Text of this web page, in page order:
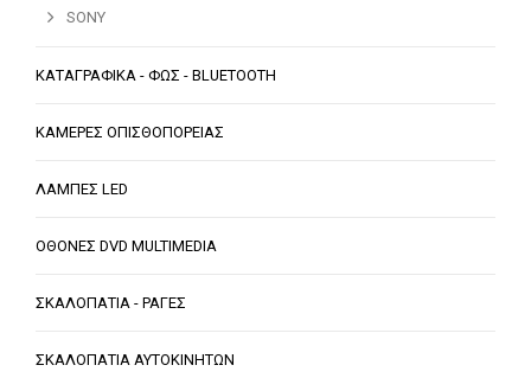
SONY
ΚΑΤΑΓΡΑΦΙΚΑ - ΦΩΣ - BLUETOOTH
ΚΑΜΕΡΕΣ ΟΠΙΣΘΟΠΟΡΕΙΑΣ
ΛΑΜΠΕΣ LED
ΟΘΟΝΕΣ DVD MULTIMEDIA
ΣΚΑΛΟΠΑΤΙΑ - ΡΑΓΕΣ
ΣΚΑΛΟΠΑΤΙΑ ΑΥΤΟΚΙΝΗΤΩΝ